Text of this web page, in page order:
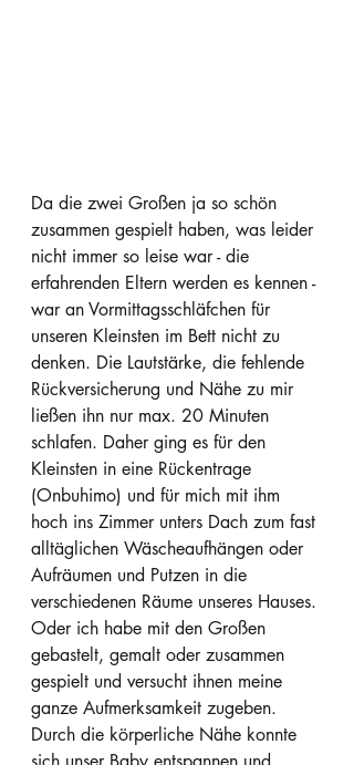
Da die zwei Großen ja so schön
zusammen gespielt haben, was leider
nicht immer so leise war - die
erfahrenden Eltern werden es kennen -
war an Vormittagsschläfchen für
unseren Kleinsten im Bett nicht zu
denken. Die Lautstärke, die fehlende
Rückversicherung und Nähe zu mir
ließen ihn nur max. 20 Minuten
schlafen. Daher ging es für den
Kleinsten in eine Rückentrage
(Onbuhimo) und für mich mit ihm
hoch ins Zimmer unters Dach zum fast
alltäglichen Wäscheaufhängen oder
Aufräumen und Putzen in die
verschiedenen Räume unseres Hauses.
Oder ich habe mit den Großen
gebastelt, gemalt oder zusammen
gespielt und versucht ihnen meine
ganze Aufmerksamkeit zugeben.
Durch die körperliche Nähe konnte